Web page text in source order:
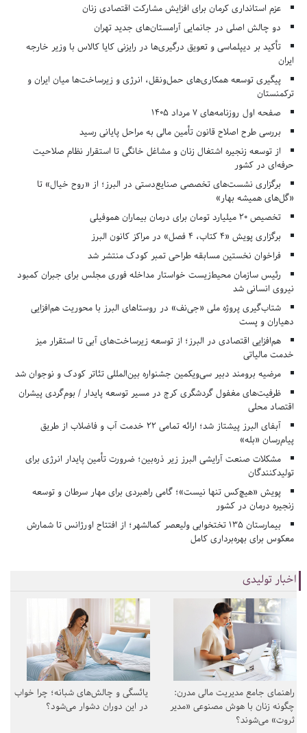
عزم استانداری کرمان برای افزایش مشارکت اقتصادی زنان
دو چالش اصلی در جانمایی آرامستان‌های جدید تهران
تأکید بر دیپلماسی و تعویق درگیری‌ها در رایزنی کایا کالاس با وزیر خارجه
ایران
پیگیری توسعه همکاری‌های حمل‌ونقل، انرژی و زیرساخت‌ها میان ایران و
ترکمنستان
صفحه اول روزنامه‌های 7 مرداد 1405
بررسی طرح اصلاح قانون تأمین مالی به مراحل پایانی رسید
از توسعه زنجیره اشتغال زنان و مشاغل خانگی تا استقرار نظام صلاحیت
حرفه‌ای در کشور
برگزاری نشست‌های تخصصی صنایع‌دستی در البرز؛ از «روح خیال» تا
«گل‌های همیشه بهار»
تخصیص ۲۰ میلیارد تومان برای درمان بیماران هموفیلی
برگزاری پویش «۴ کتاب، ۴ فصل» در مراکز کانون البرز
فراخوان نخستین مسابقه طراحی تمبر کودک منتشر شد
رئیس سازمان محیط‌زیست خواستار مداخله فوری مجلس برای جبران کمبود
نیروی انسانی شد
شتاب‌گیری پروژه ملی «جی‌نف» در روستاهای البرز با محوریت هم‌افزایی
دهیاران و پست
هم‌افزایی اقتصادی در البرز؛ از توسعه زیرساخت‌های آبی تا استقرار میز
خدمت مالیاتی
مرضیه برومند دبیر سی‌ویکمین جشنواره بین‌المللی تئاتر کودک و نوجوان شد
ظرفیت‌های مغفول گردشگری کرج در مسیر توسعه پایدار / بوم‌گردی پیشران
اقتصاد محلی
آبفای البرز پیشتاز شد؛ ارائه تمامی ۲۲ خدمت آب و فاضلاب از طریق
پیام‌رسان «بله»
مشکلات صنعت آرایشی البرز زیر ذره‌بین؛ ضرورت تأمین پایدار انرژی برای
تولیدکنندگان
پویش «هیچ‌کس تنها نیست»؛ گامی راهبردی برای مهار سرطان و توسعه
زنجیره درمان در کشور
بیمارستان ۱۳۵ تختخوابی ولیعصر کمالشهر؛ از افتتاح اورژانس تا شمارش
معکوس برای بهره‌برداری کامل
اخبار تولیدی
راهنمای جامع مدیریت مالی مدرن:
چگونه زنان با هوش مصنوعی «مدیر
ثروت» می‌شوند؟
یائسگی و چالش‌های شبانه؛ چرا خواب
در این دوران دشوار می‌شود؟